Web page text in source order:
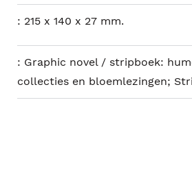
: 215 x 140 x 27 mm.
: Graphic novel / stripboek:
collecties en bloemlezingen;